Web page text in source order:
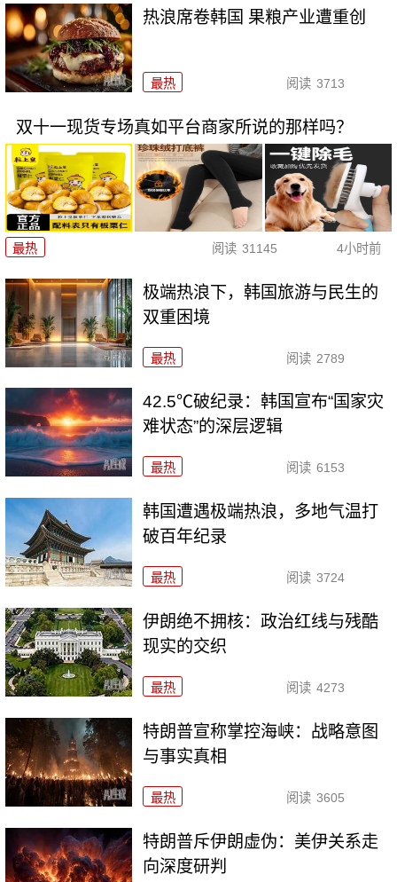
热浪席卷韩国 果粮产业遭重创
最热 阅读 3713
双十一现货专场真如平台商家所说的那样吗？
最热 阅读 31145 4小时前
极端热浪下，韩国旅游与民生的
双重困境
最热 阅读 2789
42.5℃破纪录：韩国宣布“国家灾
难状态”的深层逻辑
最热 阅读 6153
韩国遭遇极端热浪，多地气温打
破百年纪录
最热 阅读 3724
伊朗绝不拥核：政治红线与残酷
现实的交织
最热 阅读 4273
特朗普宣称掌控海峡：战略意图
与事实真相
最热 阅读 3605
特朗普斥伊朗虚伪：美伊关系走
向深度研判